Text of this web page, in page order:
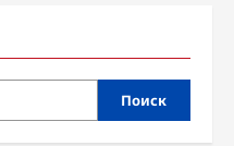
Поиск